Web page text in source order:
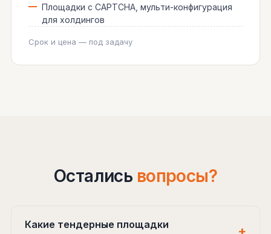
Площадки с CAPTCHA, мульти-конфигурация
для холдингов
Срок и цена — под задачу
Остались вопросы?
Какие тендерные площадки